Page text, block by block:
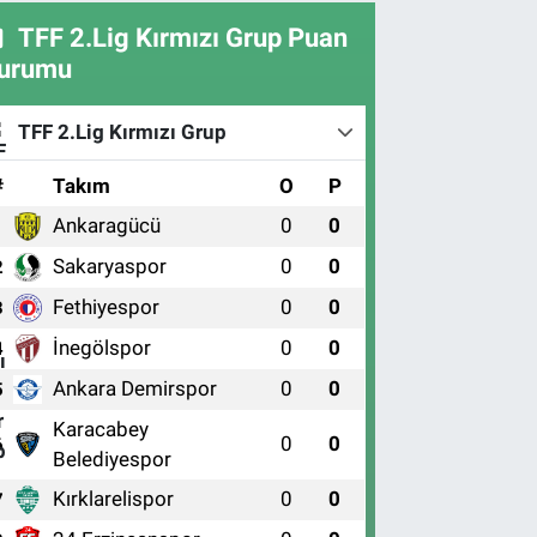
TFF 2.Lig Kırmızı Grup Puan
TFF 2.Lig Kırmızı Grup
Takım O P
Ankaragücü 0 0
Sakaryaspor 0 0
Fethiyespor 0 0
İnegölspor 0 0
Ankara Demirspor 0 0
Karacabey
Belediyespor
0 0
Kırklarelispor 0 0